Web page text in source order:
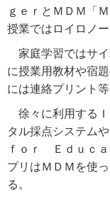
ｇｅｒとＭＤＭ「
授業ではロイロノ
家庭学習ではサ
に授業用教材や宿
には連絡プリント等
徐々に利用する
タル採点システム
ｆｏｒ Ｅｄｕｃ
プリはＭＤＭを使
る。